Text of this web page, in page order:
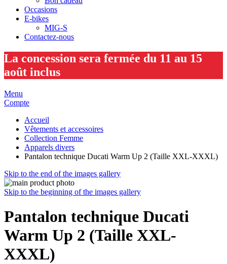
Occasions
E-bikes
MIG-S
Contactez-nous
La concession sera fermée du 11 au 15
août inclus
Menu
Compte
Accueil
Vêtements et accessoires
Collection Femme
Apparels divers
Pantalon technique Ducati Warm Up 2 (Taille XXL-XXXL)
Skip to the end of the images gallery
Skip to the beginning of the images gallery
Pantalon technique Ducati
Warm Up 2 (Taille XXL-
XXXL)